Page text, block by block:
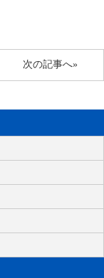
次の記事へ»